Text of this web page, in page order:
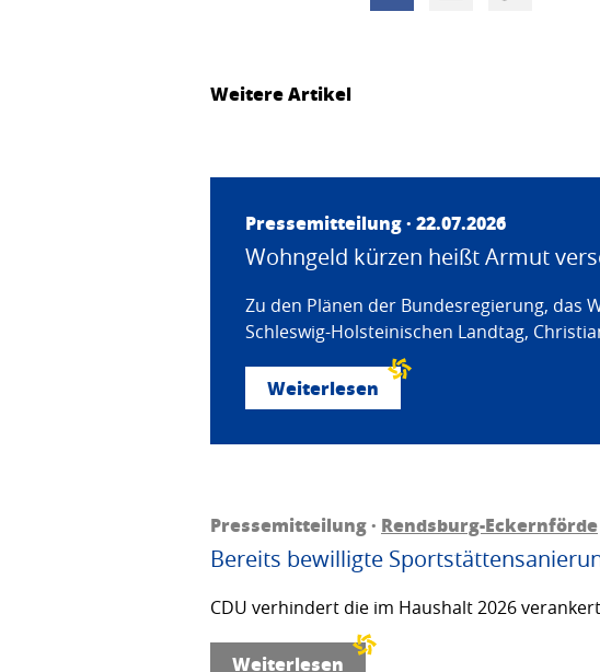
Weitere Artikel
Pressemitteilung · 22.07.2026
Wohngeld kürzen heißt Armut
Zu den Plänen der Bundesregierung, das
Schleswig-Holsteinischen Landtag,
Weiterlesen
Pressemitteilung · Rendsburg-Eckernförde
Bereits bewilligte
CDU verhindert die im Haushalt 2026
Weiterlesen